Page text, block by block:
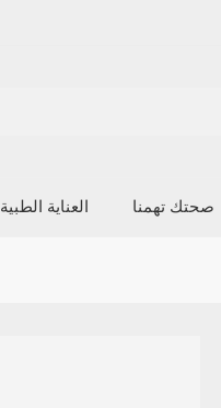
صحتك تهمنا العناية الطبية